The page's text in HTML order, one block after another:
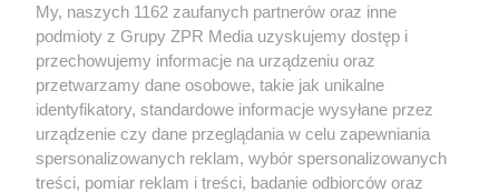
rozpowszechniany lub dalej rozpowszechniany w jakikolwiek sposób
(w tym także elektroniczny lub mechaniczny) na jakimkolwiek polu
eksploatacji w jakiejkolwiek formie, włącznie z umieszczaniem w
Internecie bez pisemnej zgody właściciela praw. Jakiekolwiek użycie
lub wykorzystanie utworów w całości lub w części z naruszeniem
prawa, tzn. bez właściwej zgody, jest zabronione pod groźbą kary i
może być ścigane prawnie.
My, naszych 1162 zaufanych partnerów oraz inne
podmioty z Grupy ZPR Media uzyskujemy dostęp i
przechowujemy informacje na urządzeniu oraz
przetwarzamy dane osobowe, takie jak unikalne
identyfikatory, standardowe informacje wysyłane przez
urządzenie czy dane przeglądania w celu zapewniania
spersonalizowanych reklam, wybór spersonalizowanych
treści, pomiar reklam i treści, badanie odbiorców oraz